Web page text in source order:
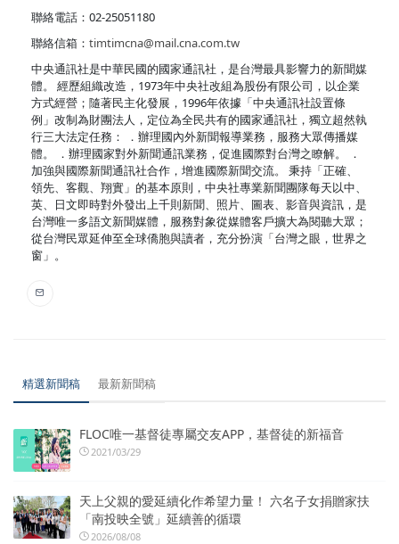
聯絡電話：02-25051180
聯絡信箱： timtimcna@mail.cna.com.tw
中央通訊社是中華民國的國家通訊社，是台灣最具影響力的新聞媒
體。 經歷組織改造，1973年中央社改組為股份有限公司，以企業
方式經營；隨著民主化發展，1996年依據「中央通訊社設置條
例」改制為財團法人，定位為全民共有的國家通訊社，獨立超然執
行三大法定任務： ．辦理國內外新聞報導業務，服務大眾傳播媒
體。 ．辦理國家對外新聞通訊業務，促進國際對台灣之瞭解。 ．
加強與國際新聞通訊社合作，增進國際新聞交流。 秉持「正確、
領先、客觀、翔實」的基本原則，中央社專業新聞團隊每天以中、
英、日文即時對外發出上千則新聞、照片、圖表、影音與資訊，是
台灣唯一多語文新聞媒體，服務對象從媒體客戶擴大為閱聽大眾；
從台灣民眾延伸至全球僑胞與讀者，充分扮演「台灣之眼，世界之
窗」。
精選新聞稿 最新新聞稿
FLOC唯一基督徒專屬交友APP，基督徒的新福音
2021/03/29
天上父親的愛延續化作希望力量！ 六名子女捐贈家扶
「南投映全號」延續善的循環
2026/08/08